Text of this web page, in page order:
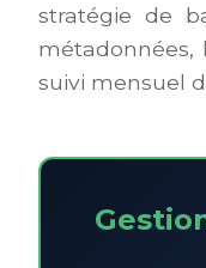
stratégie de
métadonnées,
suivi mensuel